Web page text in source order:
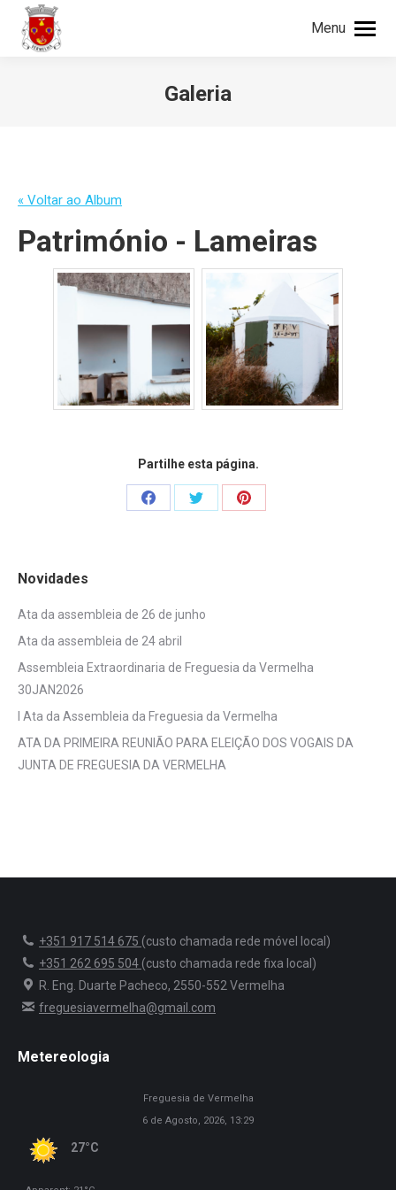
Menu
Galeria
« Voltar ao Album
Património - Lameiras
Partilhe esta página.
Share
Share
Share
Novidades
Ata da assembleia de 26 de junho
Ata da assembleia de 24 abril
Assembleia Extraordinaria de Freguesia da Vermelha
30JAN2026
I Ata da Assembleia da Freguesia da Vermelha
ATA DA PRIMEIRA REUNIÃO PARA ELEIÇÃO DOS VOGAIS DA
JUNTA DE FREGUESIA DA VERMELHA
+351 917 514 675 (custo chamada rede móvel local)
+351 262 695 504 (custo chamada rede fixa local)
R. Eng. Duarte Pacheco, 2550-552 Vermelha
freguesiavermelha@gmail.com
Metereologia
Freguesia de Vermelha
6 de Agosto, 2026, 13:29
27°C